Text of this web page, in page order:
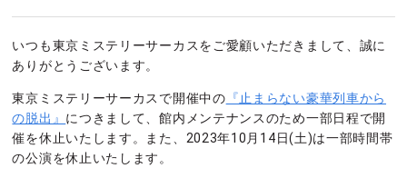
いつも東京ミステリーサーカスをご愛顧いただきまして、誠に
ありがとうございます。
東京ミステリーサーカスで開催中の 『止まらない豪華列車から
の脱出』 につきまして、館内メンテナンスのため一部日程で開
催を休止いたします。また、2023年10月14日(土)は一部時間帯
の公演を休止いたします。